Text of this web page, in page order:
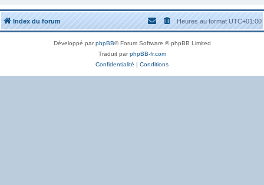
Index du forum Heures au formatUTC+01:00
Développé parphpBB® Forum Software © phpBB Limited
Traduit parphpBB-fr.com
Confidentialité | Conditions